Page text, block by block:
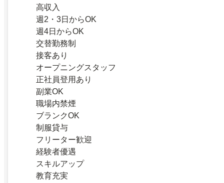
高収入
週2・3日からOK
週4日からOK
交替勤務制
接客あり
オープニングスタッフ
正社員登用あり
副業OK
職場内禁煙
ブランクOK
制服貸与
フリーター歓迎
経験者優遇
スキルアップ
教育充実